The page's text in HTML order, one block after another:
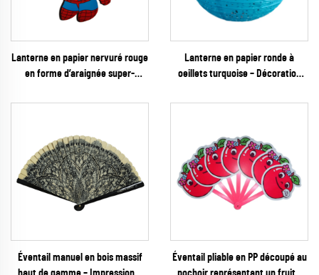
Lanterne en papier nervuré rouge
en forme d’araignée super-
corporelle, pour activités
décoration d’anniversaire
Lanterne en papier ronde à
oeillets turquoise – Décoration
découpes florales pour mariages
naissance et événements
estivaux
Éventail manuel en bois massif
Éventail pliable en PP découpé au